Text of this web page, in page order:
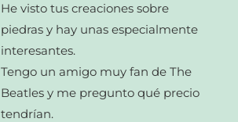
He visto tus creaciones sobre
piedras y hay unas especialmente
interesantes.
Tengo un amigo muy fan de The
Beatles y me pregunto qué precio
tendrían.